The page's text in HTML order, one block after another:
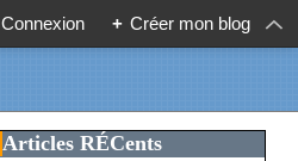
Connexion + Créer mon blog
Articles RÉCents